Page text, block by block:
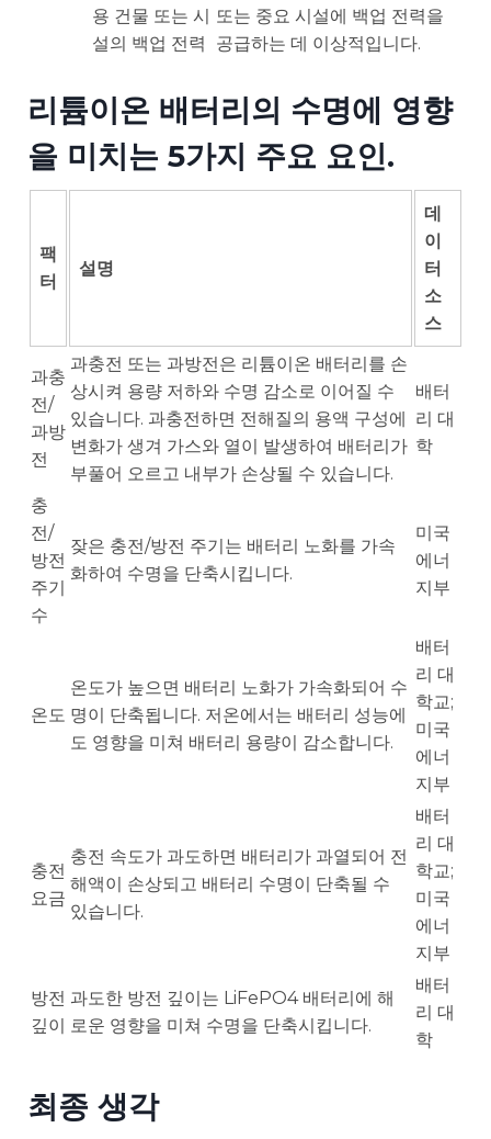
용 건물 또는 시
설의 백업 전력
또는 중요 시설에 백업 전력을
공급하는 데 이상적입니다.
리튬이온 배터리의 수명에 영향
을 미치는 5가지 주요 요인.
팩
터
설명
데
이
터
소
스
과충
전/
과방
전
과충전 또는 과방전은 리튬이온 배터리를 손
상시켜 용량 저하와 수명 감소로 이어질 수
있습니다. 과충전하면 전해질의 용액 구성에
변화가 생겨 가스와 열이 발생하여 배터리가
부풀어 오르고 내부가 손상될 수 있습니다.
배터
리 대
학
충
전/
방전
주기
수
잦은 충전/방전 주기는 배터리 노화를 가속
화하여 수명을 단축시킵니다.
미국
에너
지부
온도
온도가 높으면 배터리 노화가 가속화되어 수
명이 단축됩니다. 저온에서는 배터리 성능에
도 영향을 미쳐 배터리 용량이 감소합니다.
배터
리 대
학교;
미국
에너
지부
충전
요금
충전 속도가 과도하면 배터리가 과열되어 전
해액이 손상되고 배터리 수명이 단축될 수
있습니다.
배터
리 대
학교;
미국
에너
지부
방전
깊이
과도한 방전 깊이는 LiFePO4 배터리에 해
로운 영향을 미쳐 수명을 단축시킵니다.
배터
리 대
학
최종 생각